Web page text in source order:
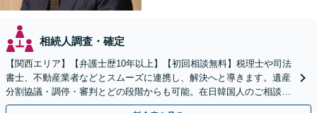
相続人調査・確定
【関西エリア】【弁護士歴10年以上】【初回相談無料】税理士や司法
書士、不動産業者などとスムーズに連携し、解決へと導きます。遺産
分割協議・調停・審判とどの段階からも可能。在日韓国人のご相談も
対応しております【休日・夜間相談可】